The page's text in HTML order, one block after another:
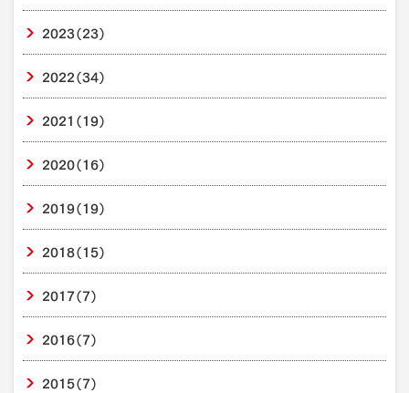
2023（23）
2022（34）
2021 （19）
2020（16）
2019（19）
2018（15）
2017（7）
2016（7）
2015（7）